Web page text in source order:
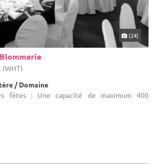
(24)
(WHT)
/ Domaine
fêtes : Une capacité de maximum 400